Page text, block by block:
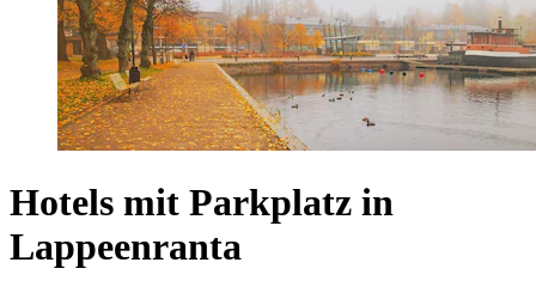
Hotels mit Parkplatz in
Lappeenranta